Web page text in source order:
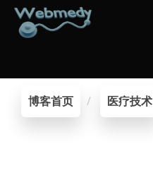
博客首页 医疗技术